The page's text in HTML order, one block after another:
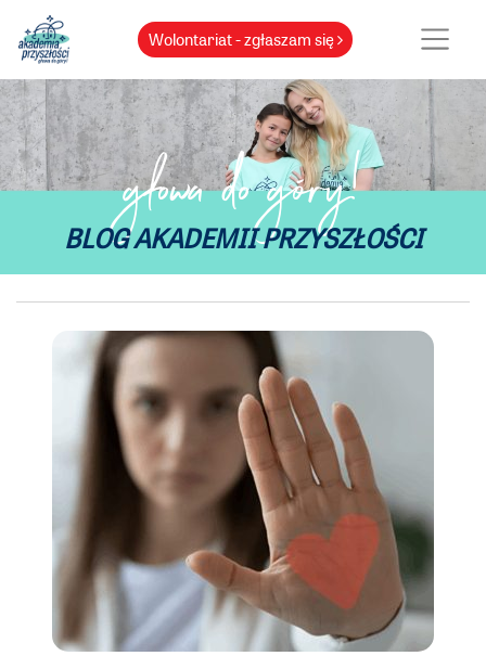
Wolontariat - zgłaszam się
głowa do góry!
BLOG AKADEMII PRZYSZŁOŚCI